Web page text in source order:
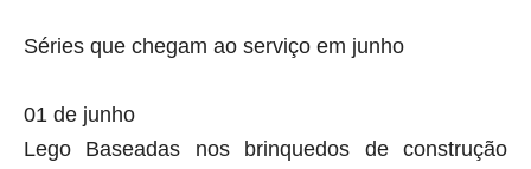
Séries que chegam ao serviço em junho
01 de junho
Lego Baseadas nos brinquedos de construção